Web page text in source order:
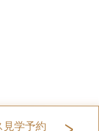
見学予約